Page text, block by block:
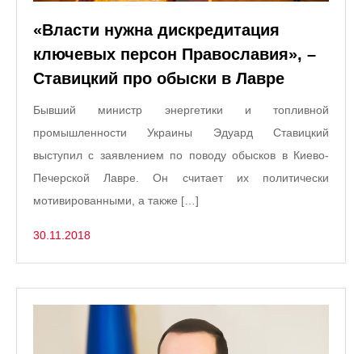
«Власти нужна дискредитация
ключевых персон Православия», –
Ставицкий про обыски в Лавре
Бывший министр энергетики и топливной
промышленности Украины Эдуард Ставицкий
выступил с заявлением по поводу обысков в Киево-
Печерской Лавре. Он считает их политически
мотивированными, а также […]
30.11.2018